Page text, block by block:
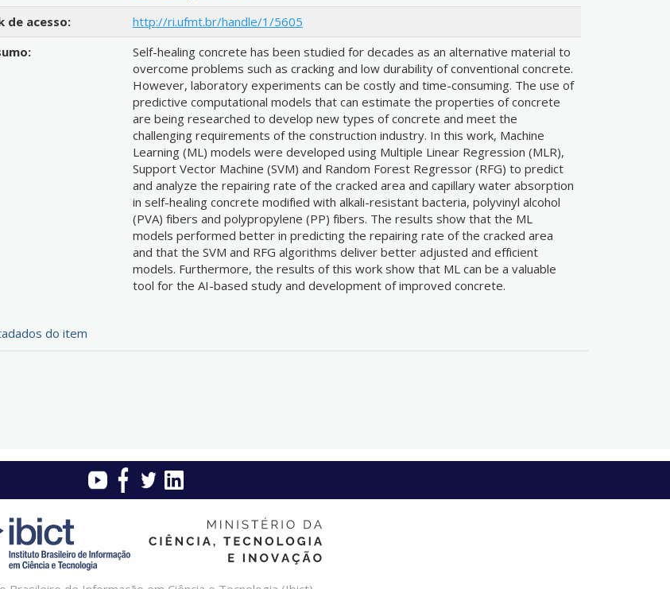
de acesso:
http://ri.ufmt.br/handle/1/5605
Self-healing concrete has been studied for decades as an alternative material to
overcome problems such as cracking and low durability of conventional concrete.
However, laboratory experiments can be costly and time-consuming. The use of
predictive computational models that can estimate the properties of concrete
are being researched to develop new types of concrete and meet the
challenging requirements of the construction industry. In this work, Machine
Learning (ML) models were developed using Multiple Linear Regression (MLR),
Support Vector Machine (SVM) and Random Forest Regressor (RFG) to predict
and analyze the repairing rate of the cracked area and capillary water absorption
in self-healing concrete modified with alkali-resistant bacteria, polyvinyl alcohol
(PVA) fibers and polypropylene (PP) fibers. The results show that the ML
models performed better in predicting the repairing rate of the cracked area
and that the SVM and RFG algorithms deliver better adjusted and efficient
models. Furthermore, the results of this work show that ML can be a valuable
tool for the AI-based study and development of improved concrete.
do item